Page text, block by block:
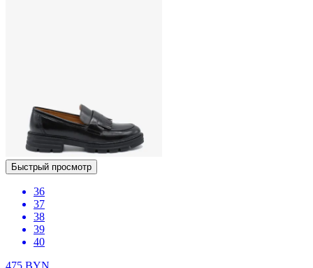
Быстрый просмотр
36
37
38
39
40
475 BYN